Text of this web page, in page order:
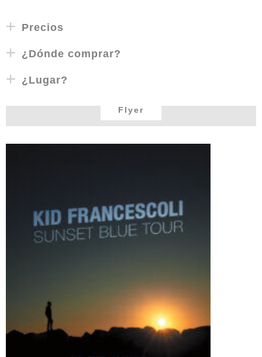
Precios
¿Dónde comprar?
¿Lugar?
Flyer